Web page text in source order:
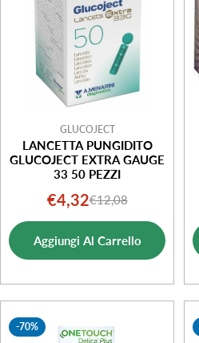
GLUCOJECT
LANCETTA PUNGIDITO
GLUCOJECT EXTRA GAUGE
33 50 PEZZI
Prezzo
di
vendita
€4,32Prezzo
normale
€12,08
Aggiungi Al Carrello
-70%